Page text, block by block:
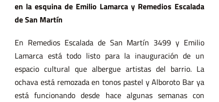
en la esquina de Emilio Lamarca y Remedios Escalada
de San Martín
En Remedios Escalada de San Martín 3499 y Emilio
Lamarca está todo listo para la inauguración de un
espacio cultural que albergue artistas del barrio. La
ochava está remozada en tonos pastel y Alboroto Bar ya
está funcionando desde hace algunas semanas con